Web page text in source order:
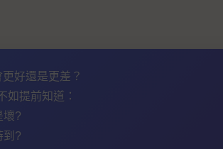
好還是更差？
如提前知道：
壞?
到?